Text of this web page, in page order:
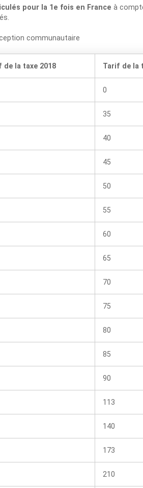
pour la 1e fois en France à
communautaire
de la taxe 2018 Tarif de la
0
35
40
45
50
55
60
65
70
75
80
85
90
113
140
173
210